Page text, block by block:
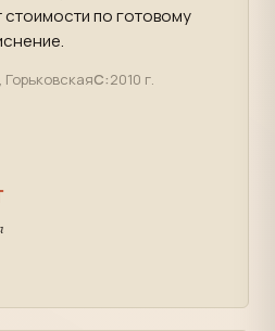
стоимости по готовому
С:2010 г.